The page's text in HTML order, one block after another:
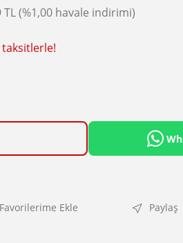
TL (%1,00 havale indirimi)
taksitlerle!
Paylaş